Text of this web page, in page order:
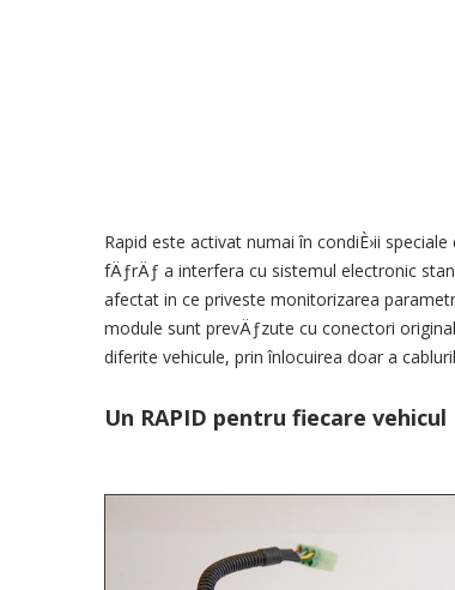
Rapid este activat numai în condiÈ›ii speciale
fÄƒrÄƒ a interfera cu sistemul electronic
afectat in ce priveste monitorizarea
module sunt prevÄƒzute cu conectori
diferite vehicule, prin înlocuirea doar a
Un RAPID pentru fiecare vehicul